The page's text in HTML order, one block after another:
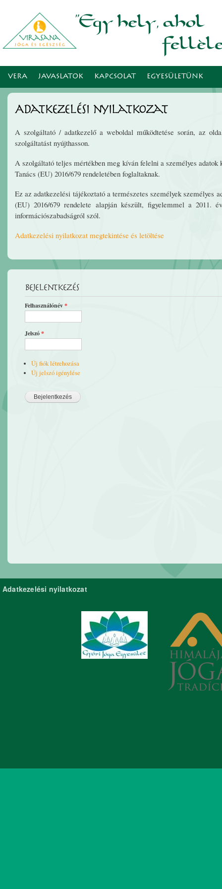
VERA JAVASLATOK KAPCSOLAT EGYESÜLETÜNK
Adatkezelési nyilatkozat
A szolgáltató / adatkezelő a weboldal működtetése során, az
szolgáltatást nyújthasson.
A szolgáltató teljes mértékben meg kíván felelni a személyes
Tanács (EU) 2016/679 rendeletében foglaltaknak.
Ez az adatkezelési tájékoztató a természetes személyek személyes
(EU) 2016/679 rendelete alapján készült, figyelemmel a
információszabadságról szól.
Adatkezelési nyilatkozat megtekintése és letöltése
Bejelentkezés
Felhasználónév*
Jelszó*
Új fiók létrehozása
Új jelszó igénylése
Adatkezelési nyilatkozat